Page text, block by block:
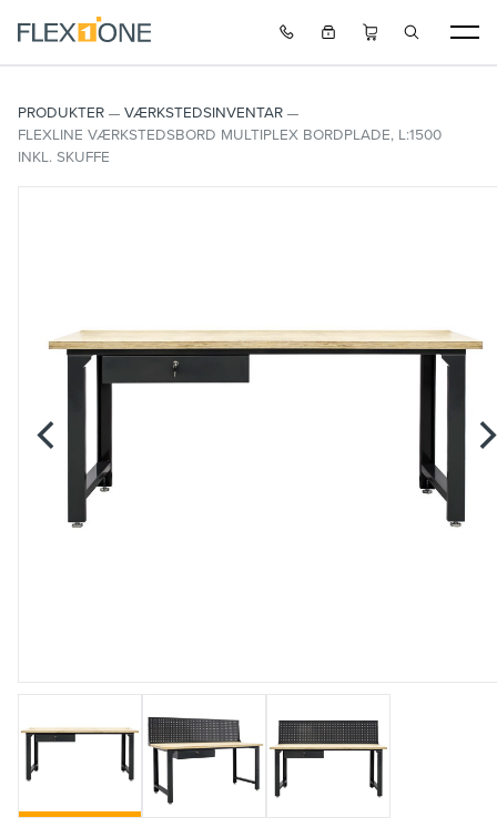
PRODUKTER
VÆRKSTEDSINVENTAR
FLEXLINE VÆRKSTEDSBORD MULTIPLEX BORDPLADE, L:1500
INKL. SKUFFE